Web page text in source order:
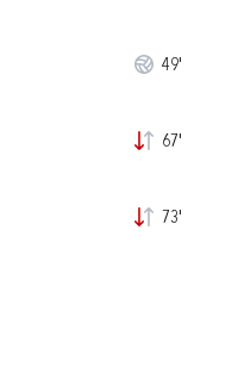
49'
67'
73'